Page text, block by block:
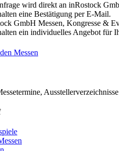
wird direkt an inRostock
eine Bestätigung per E-Mail.
GmbH Messen, Kongresse &
ein individuelles Angebot für
Messen